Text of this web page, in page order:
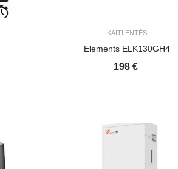
KAITLENTĖS
Elements ELK130GH4
198 €